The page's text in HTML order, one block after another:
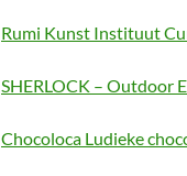
Rumi Kunst Instituut
SHERLOCK – Outdoor
Chocoloca Ludieke